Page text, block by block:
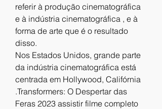
referir à produção cinematográfica
e à indústria cinematográfica , e à
forma de arte que é o resultado
disso.
Nos Estados Unidos, grande parte
da indústria cinematográfica está
centrada em Hollywood, Califórnia
.Transformers: O Despertar das
Feras 2023 assistir filme completo